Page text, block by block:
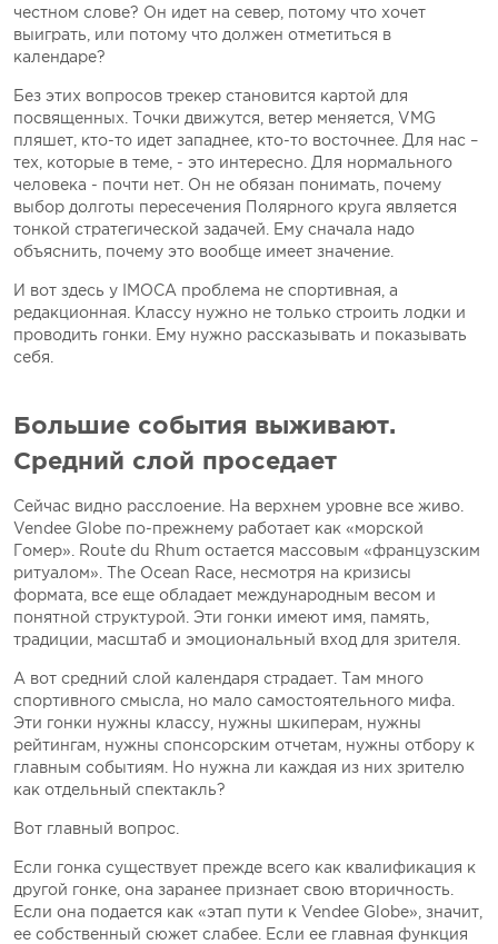
честном слове? Он идет на север, потому что хочет
выиграть, или потому что должен отметиться в
календаре?
Без этих вопросов трекер становится картой для
посвященных. Точки движутся, ветер меняется, VMG
пляшет, кто-то идет западнее, кто-то восточнее. Для нас –
тех, которые в теме, - это интересно. Для нормального
человека - почти нет. Он не обязан понимать, почему
выбор долготы пересечения Полярного круга является
тонкой стратегической задачей. Ему сначала надо
объяснить, почему это вообще имеет значение.
И вот здесь у IMOCA проблема не спортивная, а
редакционная. Классу нужно не только строить лодки и
проводить гонки. Ему нужно рассказывать и показывать
себя.
Большие события выживают.
Средний слой проседает
Сейчас видно расслоение. На верхнем уровне все живо.
Vendеe Globe по-прежнему работает как «морской
Гомер». Route du Rhum остается массовым «французским
ритуалом». The Ocean Race, несмотря на кризисы
формата, все еще обладает международным весом и
понятной структурой. Эти гонки имеют имя, память,
традиции, масштаб и эмоциональный вход для зрителя.
А вот средний слой календаря страдает. Там много
спортивного смысла, но мало самостоятельного мифа.
Эти гонки нужны классу, нужны шкиперам, нужны
рейтингам, нужны спонсорским отчетам, нужны отбору к
главным событиям. Но нужна ли каждая из них зрителю
как отдельный спектакль?
Вот главный вопрос.
Если гонка существует прежде всего как квалификация к
другой гонке, она заранее признает свою вторичность.
Если она подается как «этап пути к Vendеe Globe», значит,
ее собственный сюжет слабее. Если ее главная функция